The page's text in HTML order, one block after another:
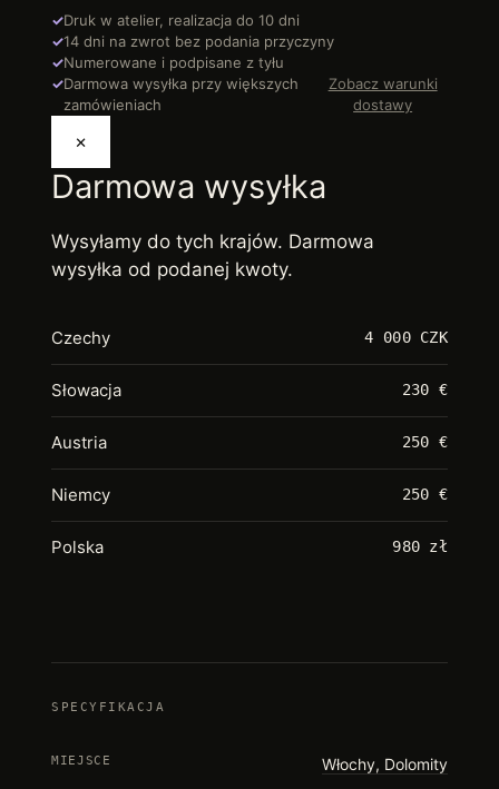
✓Druk w atelier, realizacja do 10 dni
✓14 dni na zwrot bez podania przyczyny
✓Numerowane i podpisane z tyłu
✓Darmowa wysyłka przy większych
zamówieniach
Zobacz warunki
dostawy
×
Darmowa wysyłka
Wysyłamy do tych krajów. Darmowa
wysyłka od podanej kwoty.
Czechy 4 000 CZK
Słowacja 230 €
Austria 250 €
Niemcy 250 €
Polska 980 zł
SPECYFIKACJA
MIEJSCE Włochy, Dolomity